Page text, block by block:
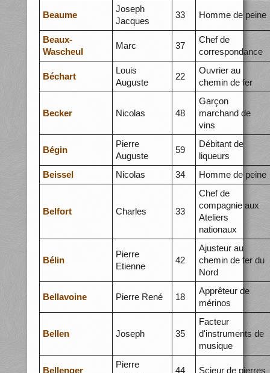
Beaume
Joseph
Jacques
33 Homme de peine
Beaux-
Wascheul
Marc 37
Chef de
correspondance
Béchart
Louis
Auguste
22
Ouvrier au
chemin de fer
Becker Nicolas 48
Garçon
marchand de
vins
Bégin
Pierre
Auguste
59
Débitant de
liqueurs
Beissel
Nicolas 34 Homme de peine
Belfort Charles 33
Chef de
compagnie aux
Ateliers
nationaux
Bélin
Pierre
Etienne
42
Ajusteur au
chemin de fer du
Nord
Bellavoine Pierre René 18
Apprêteur de
mérinos
Bellen Joseph 35
Facteur
d'instruments de
musique
Bellenger
Pierre
44 Scieur de pierres